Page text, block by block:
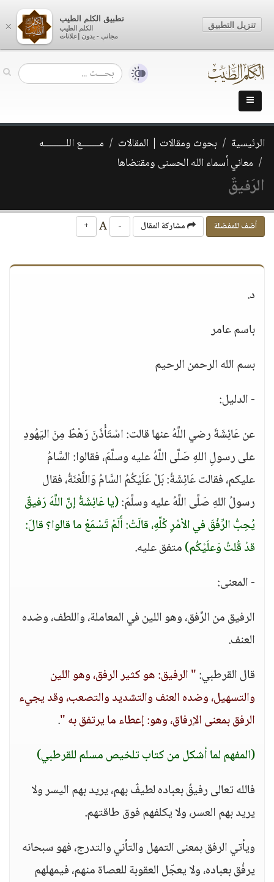
الرئيسية بحوث ومقالات | المقالات
مـــــــع اللـــــــــه
معاني أسماء الله الحسنى ومقتضاها
الرَفيقٌ
أضف للمفضلة مشاركة المقال -
+
د.
باسم عامر
بسم الله الرحمن الرحيم
- الدليل:
عن عَائِشَةَ رضي اللَّهُ عنها قالت: اسْتَأْذَنَ رَهْطٌ مِنَ اليَهُودِ
على رسولِ اللهِ صَلَّى اللَّهُ عليه وسلَّمَ، فقالوا: السَّامُ
عليكم، فقالت عَائِشَةُ: بَلْ عَلَيْكُمُ السَّامُ وَاللَّعْنَةُ، فقال
رسولُ اللهِ صَلَّى اللَّهُ عليه وسلَّمَ:(يا عَائِشَةُ إنَّ اللَّهَ رَفيقٌ
يُحِبُّ الرِّفْقَ في الأمْرِ كُلِّهِ، قالَتْ: أَلَمْ تَسْمَعْ ما قالوا؟ قالَ:
قدْ قُلتُ وَعلَيْكُم)متفق عليه.
- المعنى:
الرفيق من الرِّفق، وهو اللين في المعاملة، واللطف، وضده
العنف.
قال القرطبي:" الرفيق: هو كثير الرفق، وهو اللين
والتسهيل، وضده العنف والتشديد والتصعب، وقد يجيء
الرفق بمعنى الإرفاق، وهو: إعطاء ما يرتفق به ".
(المفهم لما أشكل من كتاب تلخيص مسلم للقرطبي)
فالله تعالى رفيقٌ بعباده لطيفٌ بهم، يريد بهم اليسر ولا
يريد بهم العسر، ولا يكلفهم فوق طاقتهم.
ويأتي الرفق بمعنى التمهل والتأني والتدرج، فهو سبحانه
يرفُق بعباده، ولا يعجّل العقوبة للعصاة منهم، فيمهلهم
×
تطبيق الكلم الطيب
الكلم الطيب
مجاني - بدون إعلانات
تنزيل التطبيق